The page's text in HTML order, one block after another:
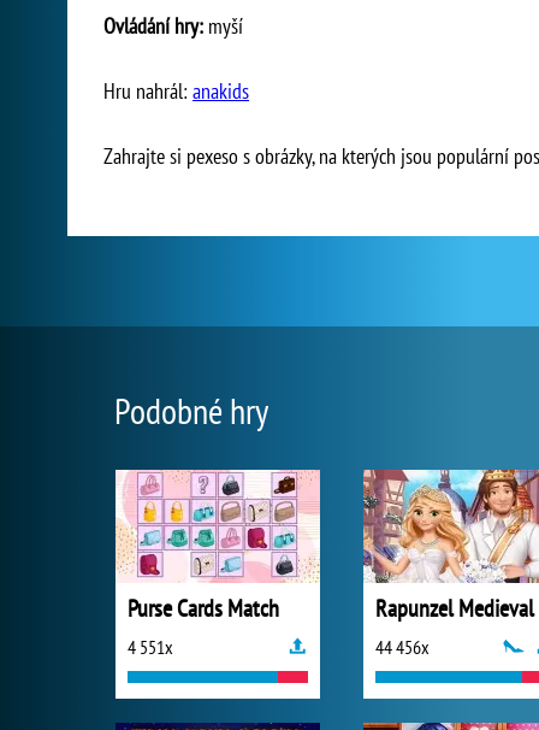
Ovládání hry: myší
Hru nahrál: anakids
Zahrajte si pexeso s obrázky, na kterých jsou populární
Podobné hry
Purse Cards Match
4 551x 44 456x